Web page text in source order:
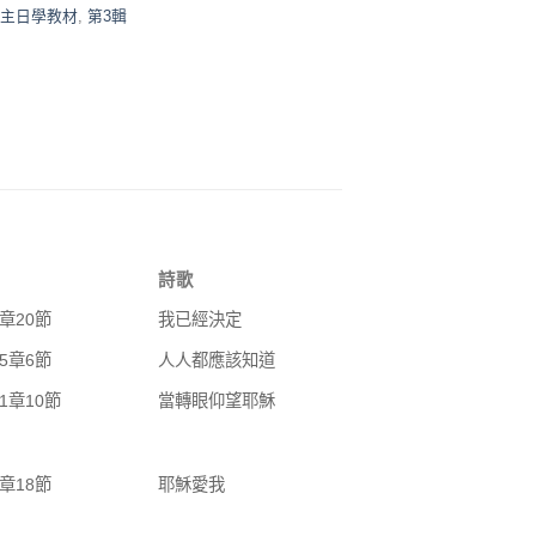
主日學教材 第3輯
詩歌
20節 我已經決定
章6節 人人都應該知道
章10節 當轉眼仰望耶穌
18節 耶穌愛我